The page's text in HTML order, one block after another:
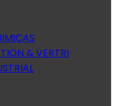
& VERTRI